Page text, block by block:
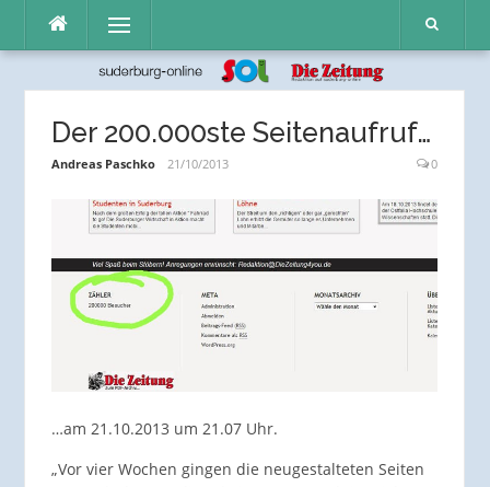
Inhalt
Menü
Der 200.000ste Seitenaufruf…
Andreas Paschko 21/10/2013 0
…am 21.10.2013 um 21.07 Uhr.
„Vor vier Wochen gingen die neugestalteten Seiten